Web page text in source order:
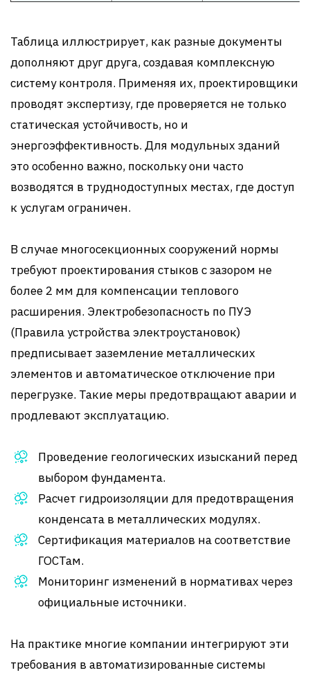
Таблица иллюстрирует, как разные документы
дополняют друг друга, создавая комплексную
систему контроля. Применяя их, проектировщики
проводят экспертизу, где проверяется не только
статическая устойчивость, но и
энергоэффективность. Для модульных зданий
это особенно важно, поскольку они часто
возводятся в труднодоступных местах, где доступ
к услугам ограничен.
В случае многосекционных сооружений нормы
требуют проектирования стыков с зазором не
более 2 мм для компенсации теплового
расширения. Электробезопасность по ПУЭ
(Правила устройства электроустановок)
предписывает заземление металлических
элементов и автоматическое отключение при
перегрузке. Такие меры предотвращают аварии и
продлевают эксплуатацию.
Проведение геологических изысканий перед
выбором фундамента.
Расчет гидроизоляции для предотвращения
конденсата в металлических модулях.
Сертификация материалов на соответствие
ГОСТам.
Мониторинг изменений в нормативах через
официальные источники.
На практике многие компании интегрируют эти
требования в автоматизированные системы